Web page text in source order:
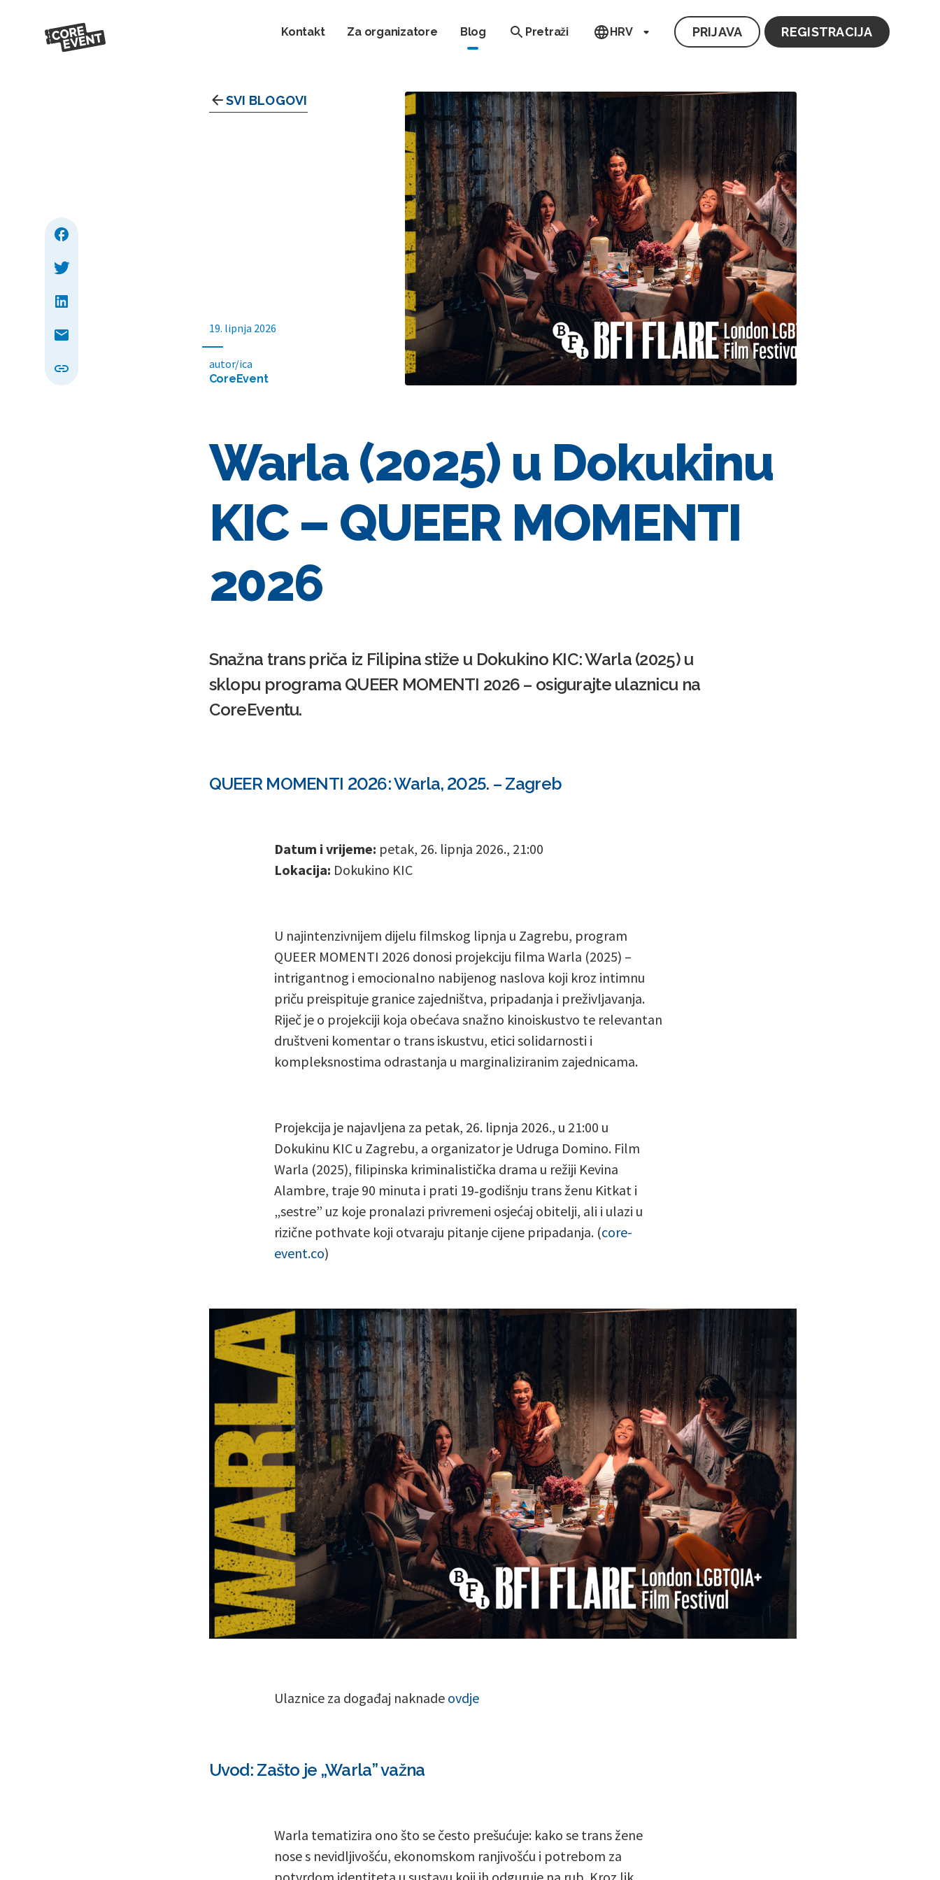
Kontakt Za organizatore Blog Pretraži HRV PRIJAVA REGISTRACIJA
SVI BLOGOVI
19. lipnja 2026
autor/ica
CoreEvent
Warla (2025) u Dokukinu
KIC – QUEER MOMENTI
2026
Snažna trans priča iz Filipina stiže u Dokukino KIC: Warla (2025) u
sklopu programa QUEER MOMENTI 2026 – osigurajte ulaznicu na
CoreEventu.
QUEER MOMENTI 2026: Warla, 2025. – Zagreb
Datum i vrijeme: petak, 26. lipnja 2026., 21:00
Lokacija: Dokukino KIC
U najintenzivnijem dijelu filmskog lipnja u Zagrebu, program
QUEER MOMENTI 2026 donosi projekciju filma Warla (2025) –
intrigantnog i emocionalno nabijenog naslova koji kroz intimnu
priču preispituje granice zajedništva, pripadanja i preživljavanja.
Riječ je o projekciji koja obećava snažno kinoiskustvo te relevantan
društveni komentar o trans iskustvu, etici solidarnosti i
kompleksnostima odrastanja u marginaliziranim zajednicama.
Projekcija je najavljena za petak, 26. lipnja 2026., u 21:00 u
Dokukinu KIC u Zagrebu, a organizator je Udruga Domino. Film
Warla (2025), filipinska kriminalistička drama u režiji Kevina
Alambre, traje 90 minuta i prati 19‑godišnju trans ženu Kitkat i
„sestre” uz koje pronalazi privremeni osjećaj obitelji, ali i ulazi u
rizične pothvate koji otvaraju pitanje cijene pripadanja. (core-
event.co)
Ulaznice za događaj naknade ovdje
Uvod: Zašto je „Warla” važna
Warla tematizira ono što se često prešućuje: kako se trans žene
nose s nevidljivošću, ekonomskom ranjivošću i potrebom za